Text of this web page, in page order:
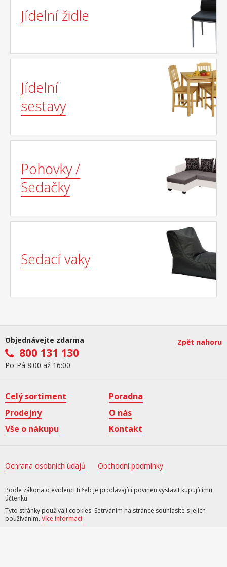
Jídelní židle
Jídelní
sestavy
Pohovky /
Sedačky
Sedací vaky
Objednávejte zdarma
800 131 130
Po-Pá 8:00 až 16:00
Zpět nahoru
Celý sortiment
Poradna
Prodejny
O nás
Vše o nákupu
Kontakt
Ochrana osobních údajů Obchodní podmínky
Podle zákona o evidenci tržeb je prodávající povinen vystavit kupujícímu
účtenku.
Tyto stránky používají cookies. Setrváním na stránce souhlasíte s jejich
používáním. Více informací